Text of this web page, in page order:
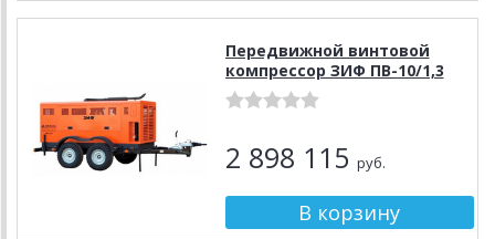
Передвижной винтовой
компрессор ЗИФ ПВ-10/1,3
2 898 115 руб.